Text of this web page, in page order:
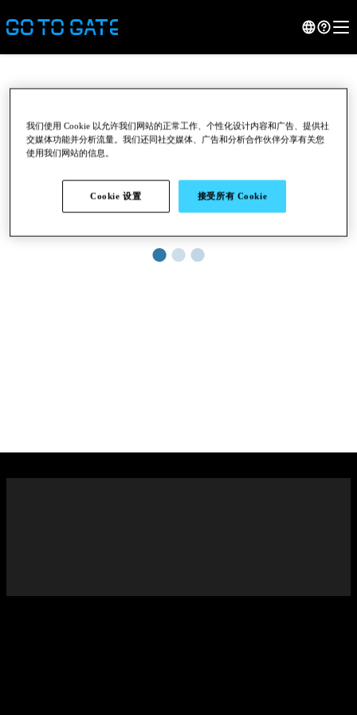
●●●
我们使用 Cookie 以允许我们网站的正常工作、个性化设计内容和广告、提供社
交媒体功能并分析流量。我们还同社交媒体、广告和分析合作伙伴分享有关您
使用我们网站的信息。
接受所有 Cookie
Cookie 设置